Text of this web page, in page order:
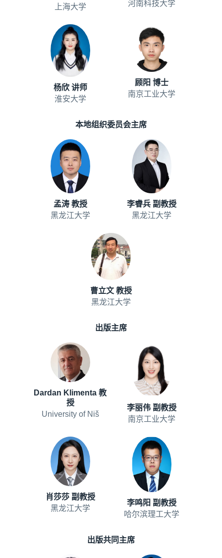
上海大学
河南科技大学
杨欣 讲师
淮安大学
顾阳 博士
南京工业大学
本地组织委员会主席
孟涛 教授
黑龙江大学
李睿兵 副教授
黑龙江大学
曹立文 教授
黑龙江大学
出版主席
Dardan Klimenta 教
授
University of Niš
李丽伟 副教授
南京工业大学
肖莎莎 副教授
黑龙江大学
李鸣阳 副教授
哈尔滨理工大学
出版共同主席